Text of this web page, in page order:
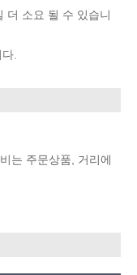
더 소요 될 수 있습니
.
는 주문상품, 거리에